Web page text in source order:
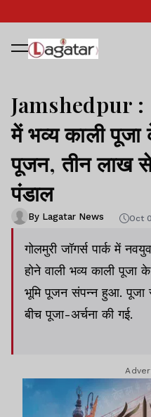
Jamshedpur :
में भव्य काली
पूजन, तीन लाख
पंडाल
By Lagatar News Oct
गोलमुरी जॉगर्स पार्क में
होने वाली भव्य काली पूजा
भूमि पूजन संपन्न हुआ. पूजा
बीच पूजा-अर्चना की गई.